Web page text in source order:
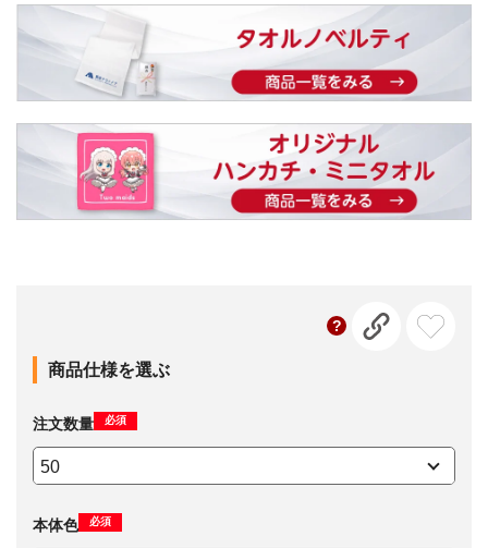
商品仕様を選ぶ
注文数量 必須
本体色 必須